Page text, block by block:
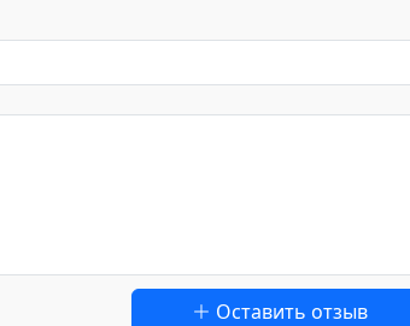
Оставить отзыв